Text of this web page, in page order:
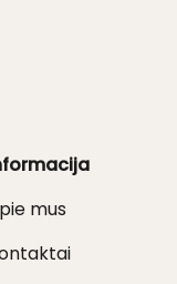
mus